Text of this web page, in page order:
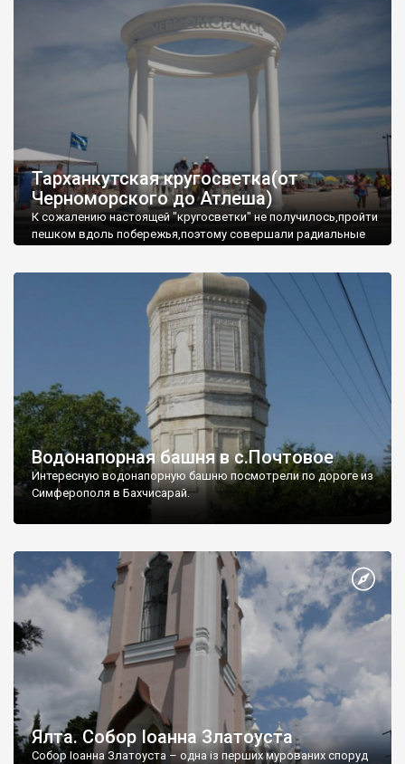
Тарханкутская кругосветка(от
Черноморского до Атлеша)
К сожалению настоящей "кругосветки" не получилось,пройти
пешком вдоль побережья,поэтому совершали радиальные
Водонапорная башня в с.Почтовое
Интересную водонапорную башню посмотрели по дороге из
Симферополя в Бахчисарай.
Ялта. Собор Іоанна Златоуста
Собор Іоанна Златоуста – одна із перших мурованих споруд